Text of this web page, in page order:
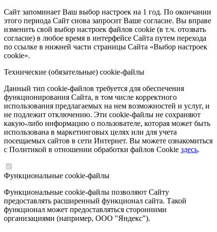
Сайт запоминает Ваш выбор настроек на 1 год. По окончании
этого периода Сайт снова запросит Ваше согласие. Вы вправе
изменить свой выбор настроек файлов cookie (в т.ч. отозвать
согласие) в любое время в интерфейсе Сайта путем перехода
по ссылке в нижней части страницы Сайта «Выбор настроек
cookie».
Технические (обязательные) cookie-файлы
Данный тип cookie-файлов требуется для обеспечения
функционирования Сайта, в том числе корректного
использования предлагаемых на нем возможностей и услуг, и
не подлежит отключению. Эти cookie-файлы не сохраняют
какую-либо информацию о пользователе, которая может быть
использована в маркетинговых целях или для учета
посещаемых сайтов в сети Интернет. Вы можете ознакомиться
с Политикой в отношении обработки файлов Cookie здесь.
Функциональные cookie-файлы
Функциональные cookie-файлы позволяют Сайту
предоставлять расширенный функционал сайта. Такой
функционал может предоставляться сторонними
организациями (например, ООО "Яндекс").